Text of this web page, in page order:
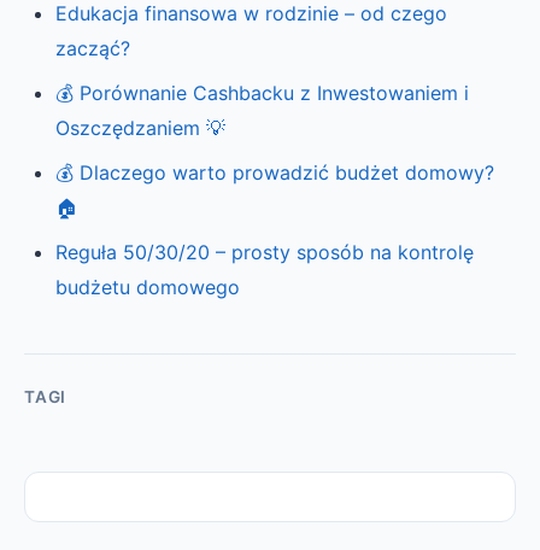
Edukacja finansowa w rodzinie – od czego
zacząć?
💰 Porównanie Cashbacku z Inwestowaniem i
Oszczędzaniem 💡
💰 Dlaczego warto prowadzić budżet domowy?
🏠
Reguła 50/30/20 – prosty sposób na kontrolę
budżetu domowego
TAGI